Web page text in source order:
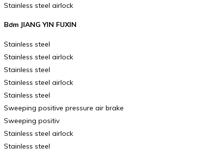
Stainless steel airlock
Bơm JIANG YIN FUXIN
Stainless steel
Stainless steel airlock
Stainless steel
Stainless steel airlock
Stainless steel
Sweeping positive pressure air brake
Sweeping positiv
Stainless steel airlock
Stainless steel